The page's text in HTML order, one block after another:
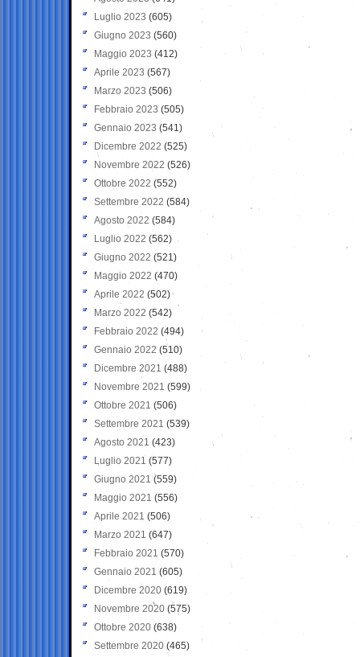
Luglio 2023 (605)
Giugno 2023 (560)
Maggio 2023 (412)
Aprile 2023 (567)
Marzo 2023 (506)
Febbraio 2023 (505)
Gennaio 2023 (541)
Dicembre 2022 (525)
Novembre 2022 (526)
Ottobre 2022 (552)
Settembre 2022 (584)
Agosto 2022 (584)
Luglio 2022 (562)
Giugno 2022 (521)
Maggio 2022 (470)
Aprile 2022 (502)
Marzo 2022 (542)
Febbraio 2022 (494)
Gennaio 2022 (510)
Dicembre 2021 (488)
Novembre 2021 (599)
Ottobre 2021 (506)
Settembre 2021 (539)
Agosto 2021 (423)
Luglio 2021 (577)
Giugno 2021(559)
Maggio 2021 (556)
Aprile 2021 (506)
Marzo 2021 (647)
Febbraio 2021 (570)
Gennaio 2021 (605)
Dicembre 2020 (619)
Novembre 2020 (575)
Ottobre 2020 (638)
Settembre 2020(465)